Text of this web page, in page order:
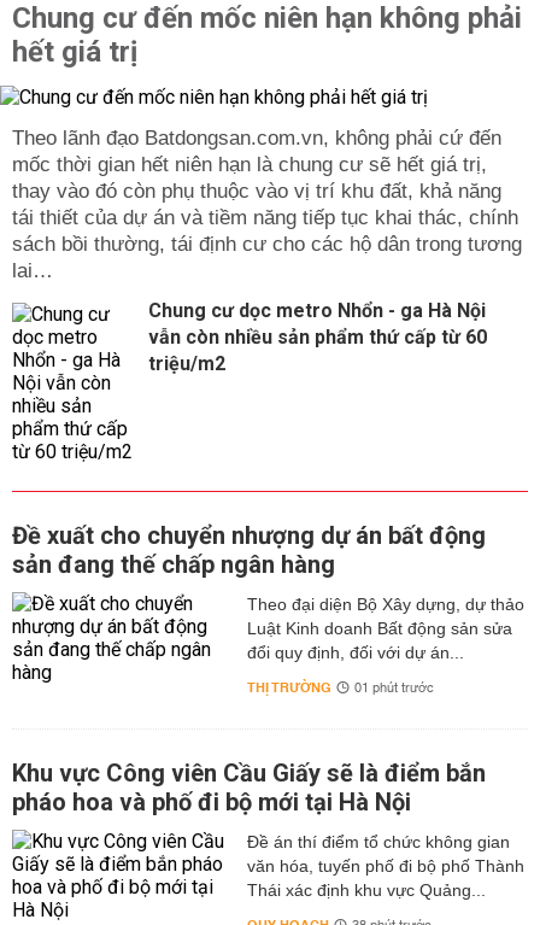
Chung cư đến mốc niên hạn không phải
hết giá trị
Theo lãnh đạo Batdongsan.com.vn, không phải cứ đến
mốc thời gian hết niên hạn là chung cư sẽ hết giá trị,
thay vào đó còn phụ thuộc vào vị trí khu đất, khả năng
tái thiết của dự án và tiềm năng tiếp tục khai thác, chính
sách bồi thường, tái định cư cho các hộ dân trong tương
lai…
Chung cư dọc metro Nhổn - ga Hà Nội
vẫn còn nhiều sản phẩm thứ cấp từ 60
triệu/m2
Đề xuất cho chuyển nhượng dự án bất động
sản đang thế chấp ngân hàng
Theo đại diện Bộ Xây dựng, dự thảo
Luật Kinh doanh Bất động sản sửa
đổi quy định, đối với dự án...
THỊ TRƯỜNG 01 phút trước
Khu vực Công viên Cầu Giấy sẽ là điểm bắn
pháo hoa và phố đi bộ mới tại Hà Nội
Đề án thí điểm tổ chức không gian
văn hóa, tuyến phố đi bộ phố Thành
Thái xác định khu vực Quảng...